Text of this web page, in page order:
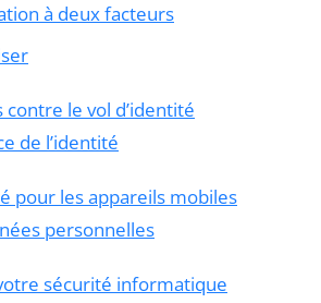
à deux facteurs
le vol d’identité
de l’identité
pour les appareils mobiles
personnelles
sécurité informatique